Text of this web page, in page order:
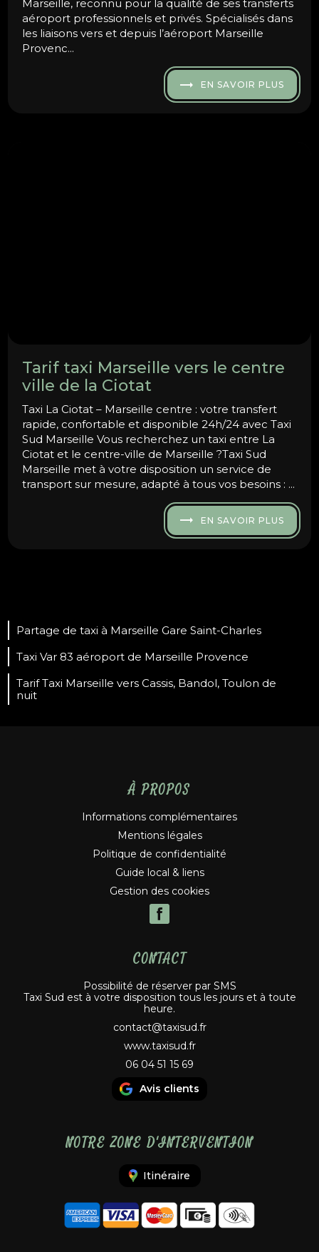
Marseille, reconnu pour la qualité de ses transferts
aéroport professionnels et privés. Spécialisés dans
les liaisons vers et depuis l’aéroport Marseille
Provenc...
EN SAVOIR PLUS
Tarif taxi Marseille vers le centre
ville de la Ciotat
Taxi La Ciotat – Marseille centre : votre transfert
rapide, confortable et disponible 24h/24 avec Taxi
Sud Marseille Vous recherchez un taxi entre La
Ciotat et le centre-ville de Marseille ?Taxi Sud
Marseille met à votre disposition un service de
transport sur mesure, adapté à tous vos besoins : ...
EN SAVOIR PLUS
Partage de taxi à Marseille Gare Saint-Charles
Taxi Var 83 aéroport de Marseille Provence
Tarif Taxi Marseille vers Cassis, Bandol, Toulon de
nuit
À PROPOS
Informations complémentaires
Mentions légales
Politique de confidentialité
Guide local & liens
Gestion des cookies
CONTACT
Possibilité de réserver par SMS
Taxi Sud est à votre disposition tous les jours et à toute
heure.
contact@taxisud.fr
www.taxisud.fr
06 04 51 15 69
Avis clients
NOTRE ZONE D'INTERVENTION
Itinéraire